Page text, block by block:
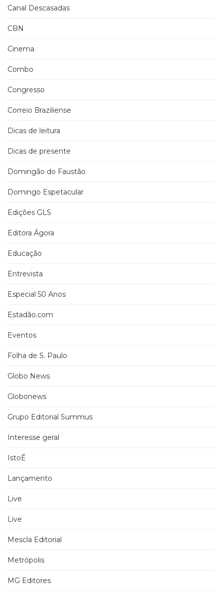
Canal Descasadas
CBN
Cinema
Combo
Congresso
Correio Braziliense
Dicas de leitura
Dicas de presente
Domingão do Faustão
Domingo Espetacular
Edições GLS
Editora Ágora
Educação
Entrevista
Especial 50 Anos
Estadão.com
Eventos
Folha de S. Paulo
Globo News
Globonews
Grupo Editorial Summus
Interesse geral
IstoÉ
Lançamento
Live
Live
Mescla Editorial
Metrópolis
MG Editores